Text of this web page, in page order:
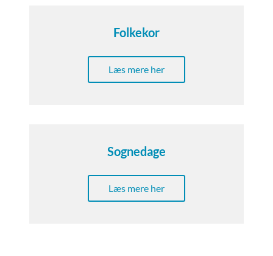
Folkekor
Læs mere her
Sognedage
Læs mere her